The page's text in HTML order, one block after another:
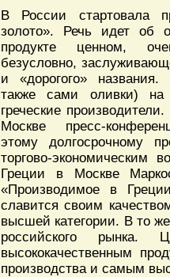
В России стартовала
золото». Речь идет об
продукте ценном,
безусловно,
и «дорогого»
также сами оливки)
греческие
Москве пресс-
этому долгосрочному
торгово-экономическим
Греции в Москве
«Производимое в
славится своим
высшей категории. В то
российского рынка.
высококачественным
производства и самым